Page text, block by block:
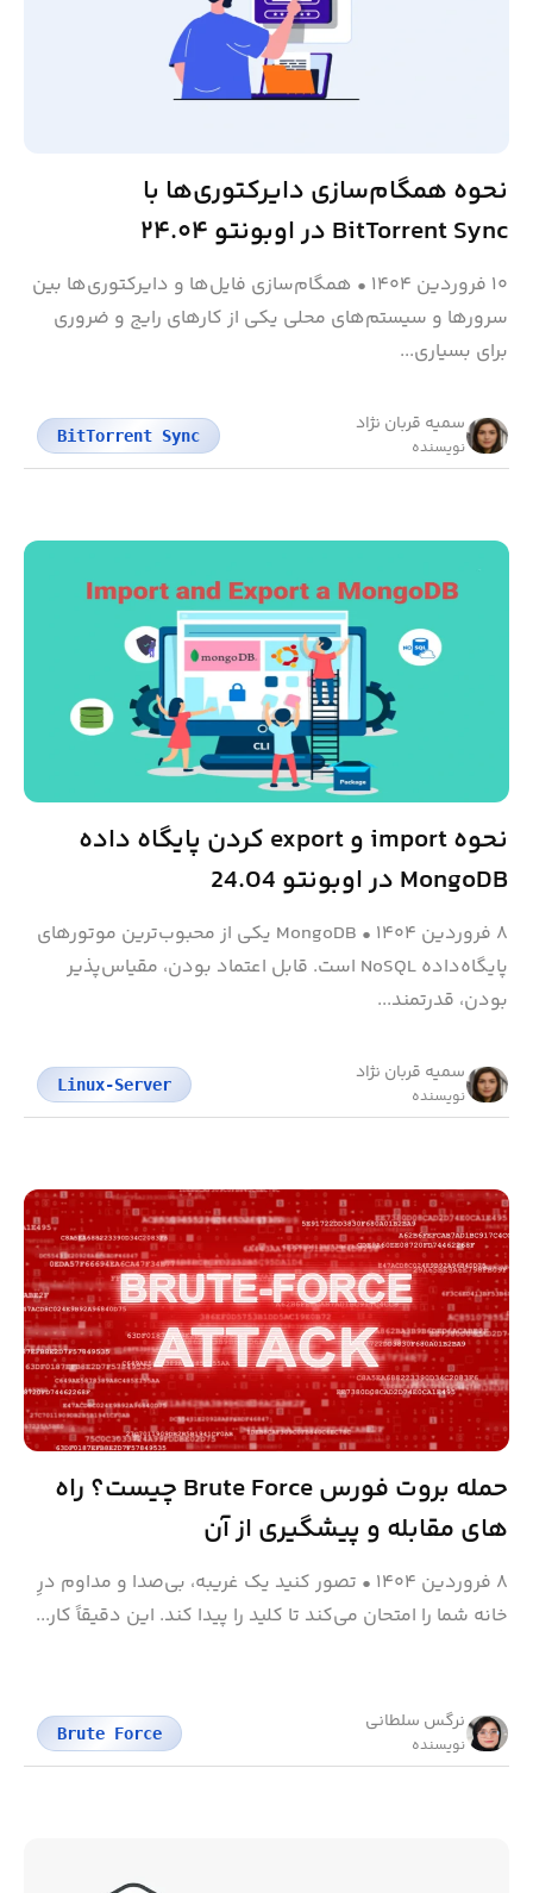
نحوه همگام‌سازی دایرکتوری‌ها با
BitTorrent Sync در اوبونتو ۲۴.۰۴
۱۰ فروردین ۱۴۰۴ • همگام‌سازی فایل‌ها و دایرکتوری‌ها بین
سرورها و سیستم‌های محلی یکی از کارهای رایج و ضروری
برای بسیاری...
سمیه قربان نژاد
نویسنده
BitTorrent Sync
نحوه import و export کردن پایگاه داده
MongoDB در اوبونتو 24.04
۸ فروردین ۱۴۰۴ •
MongoDB یکی از محبوب‌ترین موتورهای
پایگاه‌داده NoSQL است. قابل اعتماد بودن، مقیاس‌پذیر
بودن، قدرتمند...
سمیه قربان نژاد
نویسنده
Linux-Server
حمله بروت فورس Brute Force چیست؟ راه
های مقابله و پیشگیری از آن
۸ فروردین ۱۴۰۴ • تصور کنید یک غریبه، بی‌صدا و مداوم درِ
خانه شما را امتحان می‌کند تا کلید را پیدا کند. این دقیقاً کار...
نرگس سلطانی
نویسنده
Brute Force